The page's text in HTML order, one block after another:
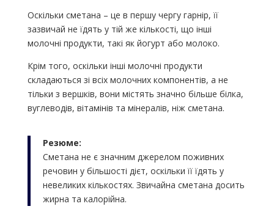
Оскільки сметана – це в першу чергу гарнір, її
зазвичай не їдять у тій же кількості, що інші
молочні продукти, такі як йогурт або молоко.
Крім того, оскільки інші молочні продукти
складаються зі всіх молочних компонентів, а не
тільки з вершків, вони містять значно більше білка,
вуглеводів, вітамінів та мінералів, ніж сметана.
Резюме:
Сметана не є значним джерелом поживних
речовин у більшості дієт, оскільки її їдять у
невеликих кількостях. Звичайна сметана досить
жирна та калорійна.